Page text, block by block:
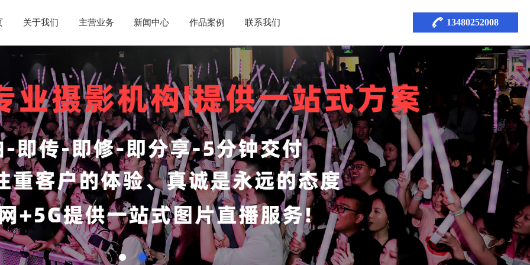
13480252008
关于我们 主营业务 新闻中心 作品案例 联系我们